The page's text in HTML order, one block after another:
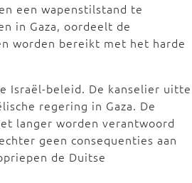
een wapenstilstand te
in Gaza, oordeelt de
worden bereikt met het harde
Israël-beleid. De kanselier uitte
regering in Gaza. De
langer worden verantwoord
geen consequenties aan
de Duitse